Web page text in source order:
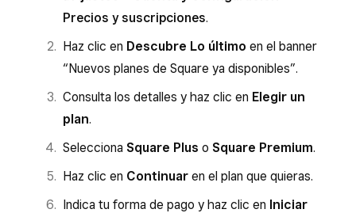
Precios y suscripciones.
Haz clic en Descubre Lo último en el banner
“Nuevos planes de Square ya disponibles”.
Consulta los detalles y haz clic en Elegir un
plan.
Selecciona Square Plus o Square Premium.
Haz clic en Continuar en el plan que quieras.
Indica tu forma de pago y haz clic en Iniciar